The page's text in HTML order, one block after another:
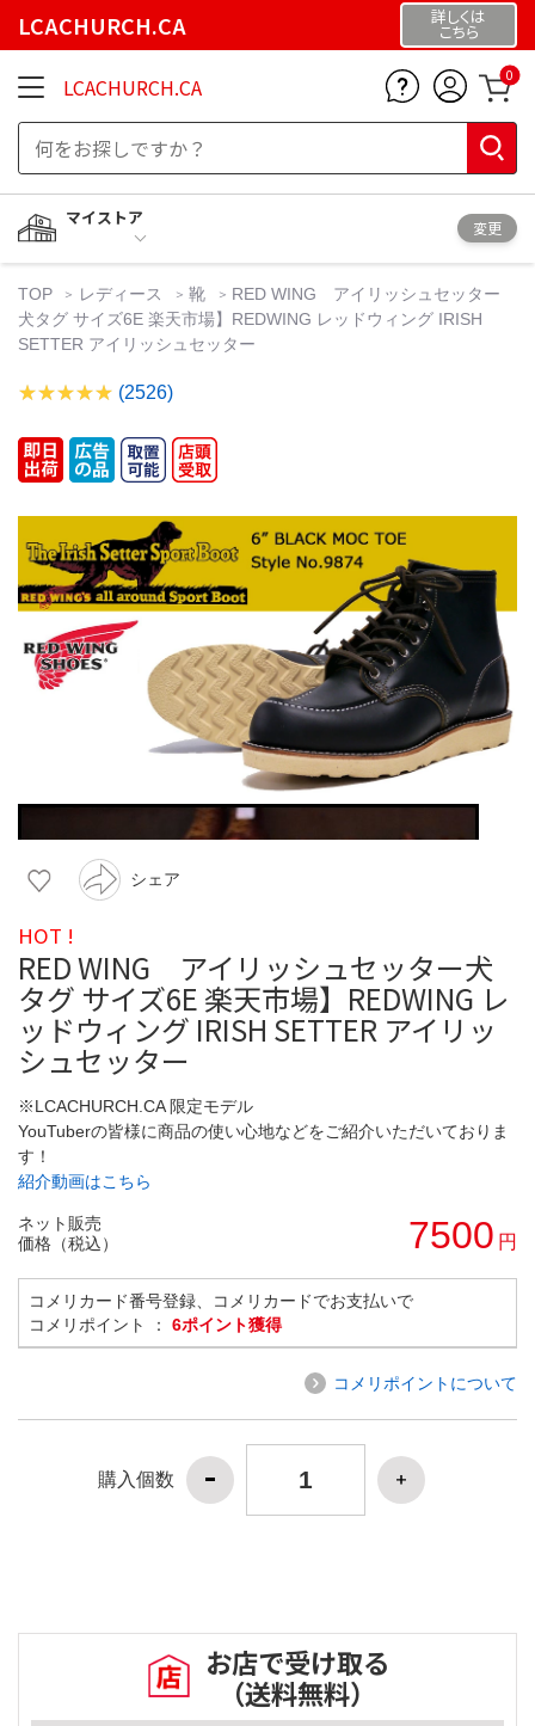
LCACHURCH.CA 詳しくは
こちら
LCACHURCH.CA 0
マイストア
変更
TOP レディース 靴
RED WING アイリッシュセッター
犬タグ サイズ6E 楽天市場】REDWING レッドウィング IRISH
SETTER アイリッシュセッター
(2526)
シェア
HOT !
RED WING アイリッシュセッター犬
タグ サイズ6E 楽天市場】REDWING レ
ッドウィング IRISH SETTER アイリッ
シュセッター
※LCACHURCH.CA 限定モデル
YouTuberの皆様に商品の使い心地などをご紹介いただいておりま
す！
紹介動画はこちら
ネット販売
価格（税込）
7500 円
コメリカード番号登録、コメリカードでお支払いで
コメリポイント ： 6ポイント獲得
コメリポイントについて
購入個数
お店で受け取る
（送料無料）